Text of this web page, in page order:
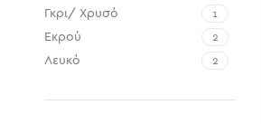
Γκρι/ Χρυσό 1
Εκρού 2
Λευκό 2